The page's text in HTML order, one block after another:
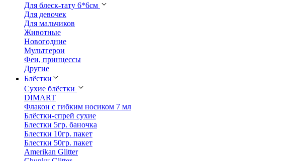
Для блеск-тату 6*6см
Для девочек
Для мальчиков
Животные
Новогодние
Мультгерои
Феи, принцессы
Другие
Блёстки
Сухие блёстки
DIMART
Флакон с гибким носиком 7 мл
Блёстки-спрей сухие
Блестки 5гр. баночка
Блестки 10гр. пакет
Блестки 50гр. пакет
Amerikan Glitter